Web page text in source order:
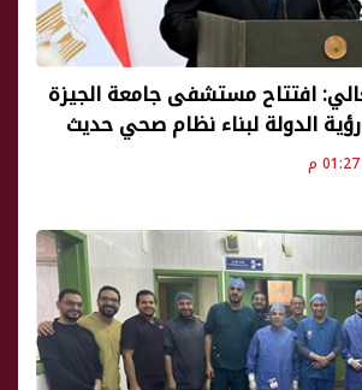
افتتاح مستشفى جامعة الجيزة
الدولة لبناء نظام صحي حديث